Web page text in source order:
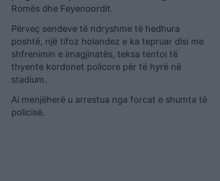
Romës dhe Feyenoordit.
Përveç sendeve të ndryshme të hedhura
poshtë, një tifoz holandez e ka tepruar disi me
shfrenimin e imagjinatës, teksa tentoi të
thyente kordonet policore për të hyrë në
stadium.
Ai menjëherë u arrestua nga forcat e shumta të
policisë.